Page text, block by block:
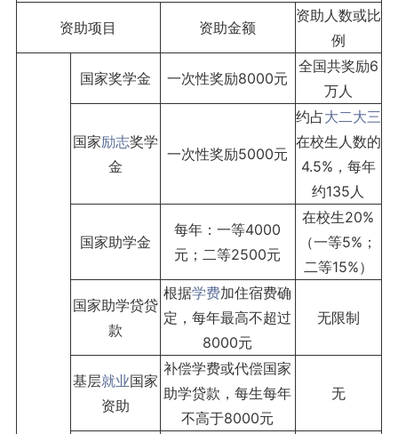
资助项目 资助金额
资助人数或比
例
国家奖学金 一次性奖励8000元
全国共奖励6
万人
国家励志奖学
金
一次性奖励5000元
约占大二大三
在校生人数的
4.5%，每年
约135人
国家助学金
每年：一等4000
元；二等2500元
在校生20%
（一等5%；
二等15%）
国家助学贷贷
款
根据学费加住宿费确
定，每年最高不超过
8000元
无限制
基层就业国家
资助
补偿学费或代偿国家
助学贷款，每生每年
不高于8000元
无